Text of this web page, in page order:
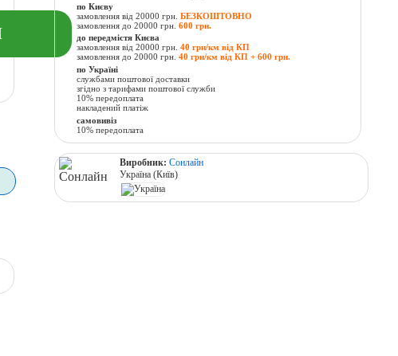
по Києву
замовлення від 20000 грн. БЕЗКОШТОВНО
замовлення до 20000 грн. 600 грн.
до передмістя Києва
замовлення від 20000 грн. 40 грн/км від КП
замовлення до 20000 грн. 40 грн/км від КП + 600 грн.
по Україні
службами поштової доставки
згідно з тарифами поштової служби
10% передоплата
накладений платіж
самовивіз
10% передоплата
Виробник: Сонлайн
Україна (Київ)